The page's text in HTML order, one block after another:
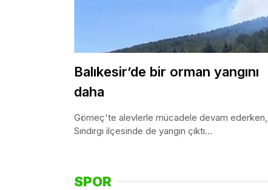
Balıkesir’de bir orman yangını
daha
Gömeç'te alevlerle mücadele devam ederken,
Sındırgı ilçesinde de yangın çıktı...
SPOR